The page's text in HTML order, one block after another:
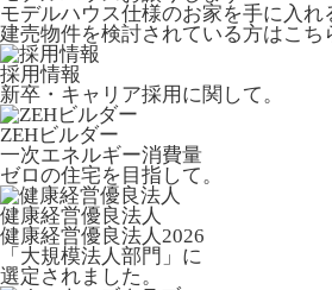
モデルハウス仕様のお家を手に入れ
建売物件を検討されている方はこち
採用情報
新卒・キャリア採用に関して。
ZEHビルダー
一次エネルギー消費量
ゼロの住宅を目指して。
健康経営優良法人
健康経営優良法人2026
「大規模法人部門」に
選定されました。